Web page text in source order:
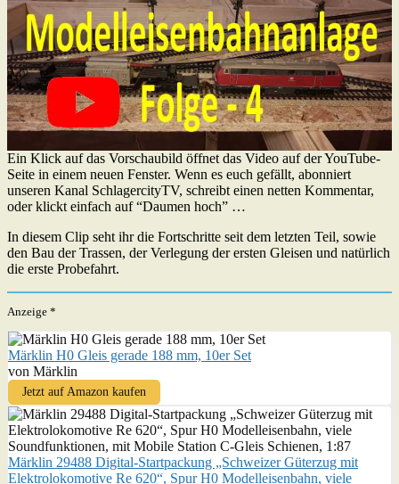
Ein Klick auf das Vorschaubild öffnet das Video auf der YouTube-
Seite in einem neuen Fenster. Wenn es euch gefällt, abonniert
unseren Kanal SchlagercityTV, schreibt einen netten Kommentar,
oder klickt einfach auf “Daumen hoch” …
In diesem Clip seht ihr die Fortschritte seit dem letzten Teil, sowie
den Bau der Trassen, der Verlegung der ersten Gleisen und natürlich
die erste Probefahrt.
Anzeige *
Märklin H0 Gleis gerade 188 mm, 10er Set
von Märklin
Jetzt auf Amazon kaufen
Märklin 29488 Digital-Startpackung „Schweizer Güterzug mit
Elektrolokomotive Re 620“, Spur H0 Modelleisenbahn, viele